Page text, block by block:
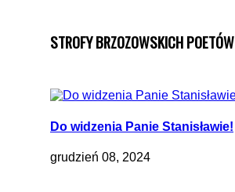
STROFY BRZOZOWSKICH POETÓW
Do widzenia Panie Stanisławie!
grudzień 08, 2024